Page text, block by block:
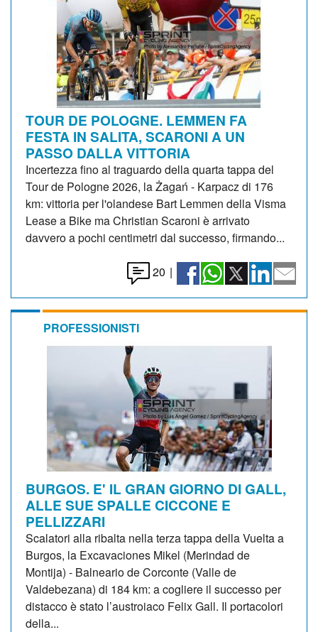
TOUR DE POLOGNE. LEMMEN FA
FESTA IN SALITA, SCARONI A UN
PASSO DALLA VITTORIA
Incertezza fino al traguardo della quarta tappa del
Tour de Pologne 2026, la Żagań - Karpacz di 176
km: vittoria per l'olandese Bart Lemmen della Visma
Lease a Bike ma Christian Scaroni è arrivato
davvero a pochi centimetri dal successo, firmando...
20 |
PROFESSIONISTI
BURGOS. E' IL GRAN GIORNO DI GALL,
ALLE SUE SPALLE CICCONE E
PELLIZZARI
Scalatori alla ribalta nella terza tappa della Vuelta a
Burgos, la Excavaciones Mikel (Merindad de
Montija) - Balneario de Corconte (Valle de
Valdebezana) di 184 km: a cogliere il successo per
distacco è stato l’austroiaco Felix Gall. Il portacolori
della...